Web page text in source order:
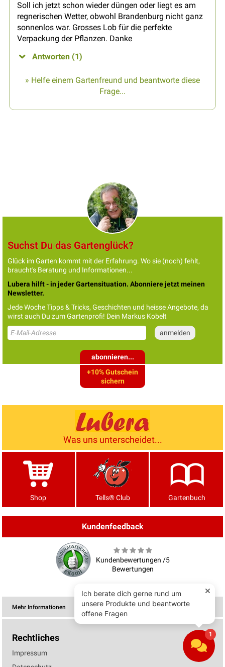
Soll ich jetzt schon wieder düngen oder liegt es am
regnerischen Wetter, obwohl Brandenburg nicht ganz
sonnenlos war. Grosses Lob für die perfekte
Verpackung der Pflanzen. Danke
Antworten (1)
» Helfe einem Gartenfreund und beantworte diese
Frage...
Suchst Du das Gartenglück?
Glück im Garten kommt mit der Erfahrung. Wo sie (noch) fehlt,
braucht's Beratung und Informationen...
Lubera hilft - in jeder Gartensituation. Abonniere jetzt meinen
Newsletter.
Jede Woche Tipps & Tricks, Geschichten und heisse Angebote, da
wirst auch Du zum Gartenprofi! Dein Markus Kobelt
abonnieren...
+10% Gutschein
sichern
Was uns unterscheidet...
Shop Tells® Club Gartenbuch
Kundenfeedback
Kundenbewertungen /5
Bewertungen
Mehr Informationen
Rechtliches
Impressum